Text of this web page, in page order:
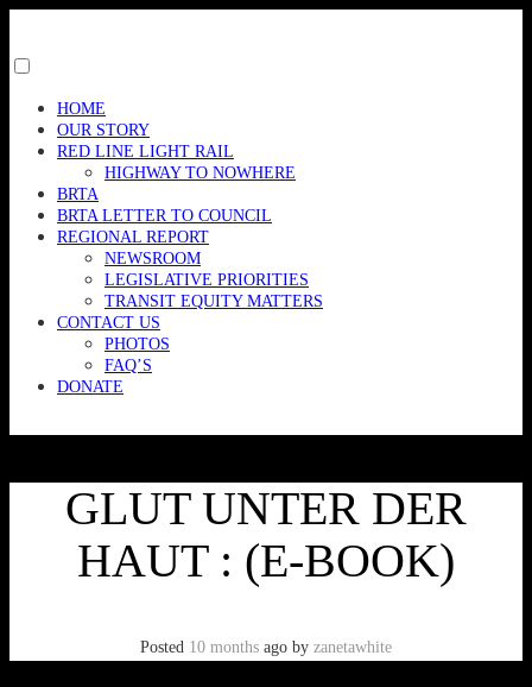
content
menu
visibility.
HOME
OUR STORY
RED LINE LIGHT RAIL
HIGHWAY TO NOWHERE
BRTA
BRTA LETTER TO COUNCIL
REGIONAL REPORT
NEWSROOM
LEGISLATIVE PRIORITIES
TRANSIT EQUITY MATTERS
CONTACT US
PHOTOS
FAQ’S
DONATE
GLUT UNTER DER
HAUT : (E-BOOK)
Posted 10 months ago by zanetawhite